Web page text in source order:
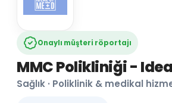
Onaylı müşteri röportajı
MMC Polikliniği -
Sağlık · Poliklinik & medikal